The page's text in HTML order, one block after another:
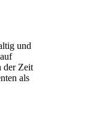
und
der Zeit
als